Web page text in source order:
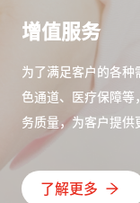
增值服务
为了满足客户的各种
色通道、医疗保障等
务质量，为客户提供
了解更多